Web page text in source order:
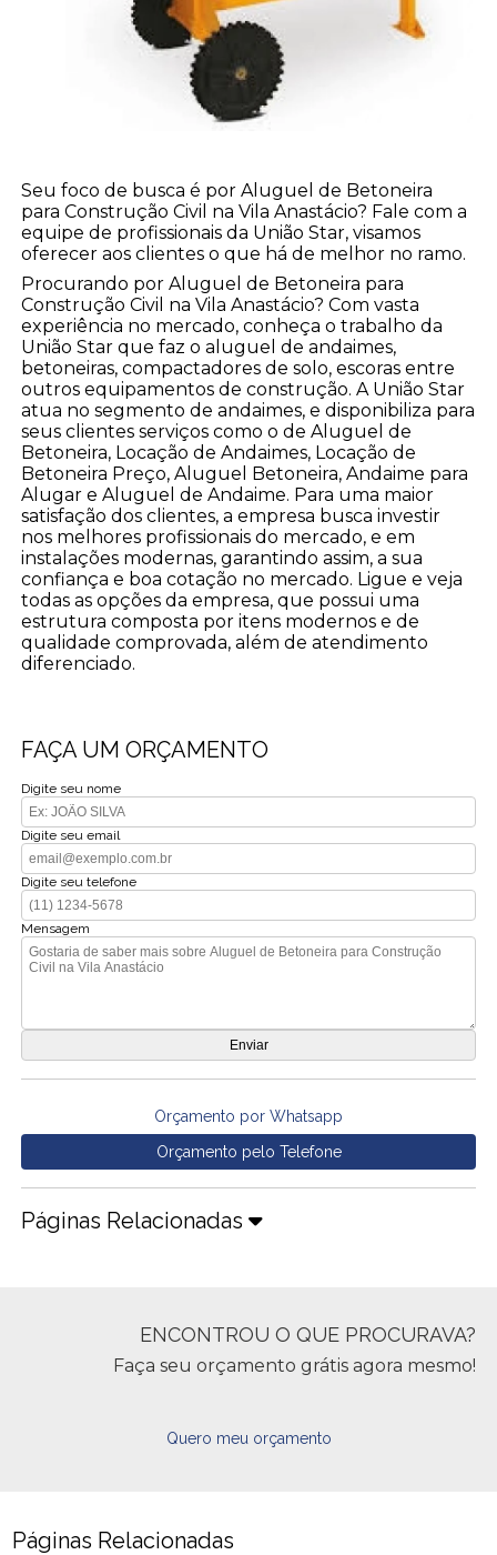
Seu foco de busca é por Aluguel de Betoneira
para Construção Civil na Vila Anastácio? Fale com a
equipe de profissionais da União Star, visamos
oferecer aos clientes o que há de melhor no ramo.
Procurando por Aluguel de Betoneira para
Construção Civil na Vila Anastácio? Com vasta
experiência no mercado, conheça o trabalho da
União Star que faz o aluguel de andaimes,
betoneiras, compactadores de solo, escoras entre
outros equipamentos de construção. A União Star
atua no segmento de andaimes, e disponibiliza para
seus clientes serviços como o de Aluguel de
Betoneira, Locação de Andaimes, Locação de
Betoneira Preço, Aluguel Betoneira, Andaime para
Alugar e Aluguel de Andaime. Para uma maior
satisfação dos clientes, a empresa busca investir
nos melhores profissionais do mercado, e em
instalações modernas, garantindo assim, a sua
confiança e boa cotação no mercado. Ligue e veja
todas as opções da empresa, que possui uma
estrutura composta por itens modernos e de
qualidade comprovada, além de atendimento
diferenciado.
FAÇA UM ORÇAMENTO
Digite seu nome
Digite seu email
Digite seu telefone
Mensagem
Orçamento por Whatsapp
Orçamento pelo Telefone
Páginas Relacionadas
ENCONTROU O QUE PROCURAVA?
Faça seu orçamento grátis agora mesmo!
Quero meu orçamento
Páginas Relacionadas